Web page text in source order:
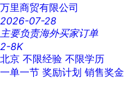
万里商贸有限公司
2026-07-28
主要负责海外买家订单
2-8K
北京 不限经验 不限学历
一单一节 奖励计划 销售奖金